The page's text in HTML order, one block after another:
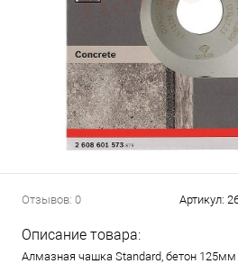
Отзывов: 0 Артикул:
Описание товара:
Алмазная чашка Standard, бетон 125мм